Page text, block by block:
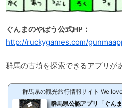
ぐんまのやぼう公式HP：
http://ruckygames.com/
群馬の古墳を探索できるアプリが
群馬県の観光旅行情報サイト We
群馬県公認アプリ「ぐん